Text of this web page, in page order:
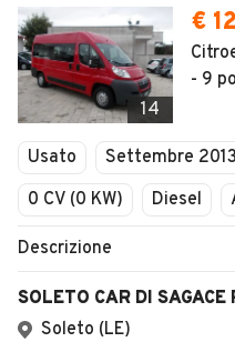
14
€
- 9
Usato Settembre 2013
0 CV (0 KW)
Diesel
Descrizione
SOLETO CAR DI SAGACE
Soleto (LE)